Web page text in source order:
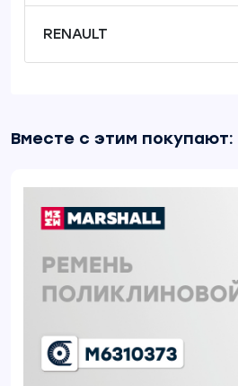
RENAULT
Вместе с этим покупают: